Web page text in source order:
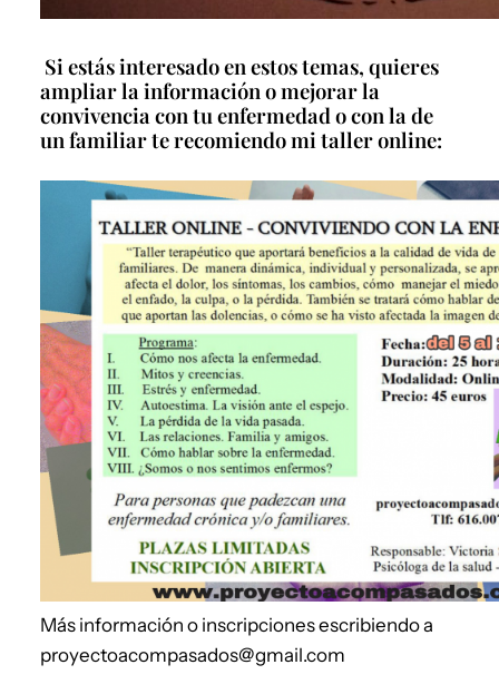
Si estás interesado en estos temas, quieres
ampliar la información o mejorar la
convivencia con tu enfermedad o con la de
un familiar te recomiendo mi taller online:
Más información o inscripciones escribiendo a
proyectoacompasados@gmail.com